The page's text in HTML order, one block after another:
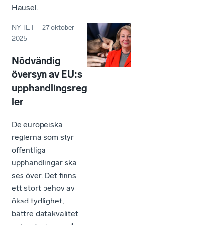
Hausel.
NYHET –27 oktober
2025
Nödvändig
översyn av EU:s
upphandlingsreg
ler
De europeiska
reglerna som styr
offentliga
upphandlingar ska
ses över. Det finns
ett stort behov av
ökad tydlighet,
bättre datakvalitet